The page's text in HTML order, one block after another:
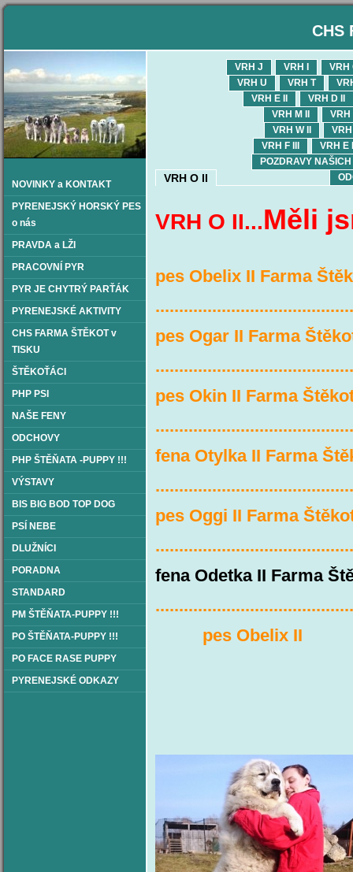
CHS
NOVINKY a KONTAKT
PYRENEJSKÝ HORSKÝ PES
o nás
PRAVDA a LŽI
PRACOVNÍ PYR
PYR JE CHYTRÝ PARŤÁK
PYRENEJSKÉ AKTIVITY
CHS FARMA ŠTĚKOT v
TISKU
ŠTĚKOŤÁCI
PHP PSI
NAŠE FENY
ODCHOVY
PHP ŠTĚŇATA -PUPPY !!!
VÝSTAVY
BIS BIG BOD TOP DOG
PSÍ NEBE
DLUŽNÍCI
PORADNA
STANDARD
PM ŠTĚŇATA-PUPPY !!!
PO ŠTĚŇATA-PUPPY !!!
PO FACE RASE PUPPY
PYRENEJSKÉ ODKAZY
VRH O II
VRH
VRH I
VRH J
VRH T
VRH U
VRH D II
VRH E II
VRH
VRH M II
VRH W II
VRH E
VRH F III
POZDRAVY
VRH O II...Měli
pes Obelix II Farma
pes Ogar II Farma
pes Okin II Farma
fena Otylka II Farma
pes Oggi II Farma
fena Odetka II Farma
pes Obelix